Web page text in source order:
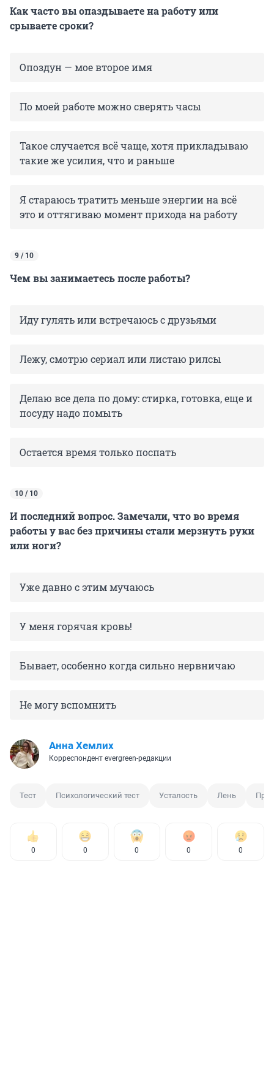
Как часто вы опаздываете на работу или
срываете сроки?
Опоздун — мое второе имя
По моей работе можно сверять часы
Такое случается всё чаще, хотя прикладываю
такие же усилия, что и раньше
Я стараюсь тратить меньше энергии на всё
это и оттягиваю момент прихода на работу
9 / 10
Чем вы занимаетесь после работы?
Иду гулять или встречаюсь с друзьями
Лежу, смотрю сериал или листаю рилсы
Делаю все дела по дому: стирка, готовка, еще и
посуду надо помыть
Остается время только поспать
10 / 10
И последний вопрос. Замечали, что во время
работы у вас без причины стали мерзнуть руки
или ноги?
Уже давно с этим мучаюсь
У меня горячая кровь!
Бывает, особенно когда сильно нервничаю
Не могу вспомнить
Анна Хемлих
Корреспондент evergreen-редакции
Тест Психологический тест Усталость Лень
0 0 0 0 0